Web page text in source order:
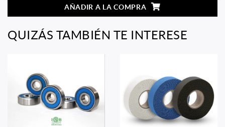
AÑADIR A LA COMPRA
QUIZÁS TAMBIÉN TE INTERESE